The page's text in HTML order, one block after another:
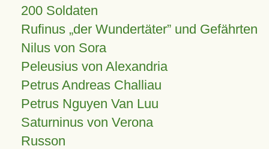
200 Soldaten
Rufinus „der Wundertäter” und Gefährten
Nilus von Sora
Peleusius von Alexandria
Petrus Andreas Challiau
Petrus Nguyen Van Luu
Saturninus von Verona
Russon